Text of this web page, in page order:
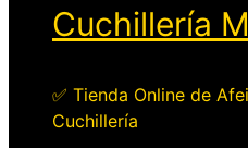
Cuchillería
✅ Tienda Online de
Cuchillería